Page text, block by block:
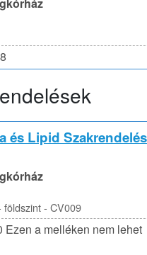
és Lipid Szakrendelés
földszint - CV009
Ezen a melléken nem lehet